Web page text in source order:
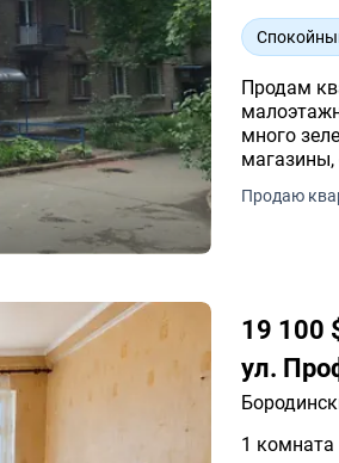
Продам
много
магазины,
Продаю
19 100
ул.
1 комната